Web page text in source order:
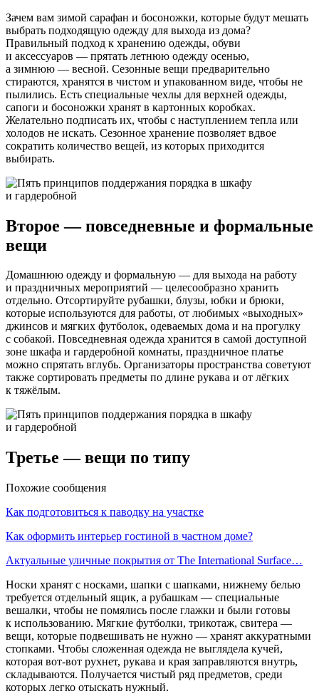
Зачем вам зимой сарафан и босоножки, которые будут мешать
выбрать подходящую одежду для выхода из дома?
Правильный подход к хранению одежды, обуви
и аксессуаров — прятать летнюю одежду осенью,
а зимнюю — весной. Сезонные вещи предварительно
стираются, хранятся в чистом и упакованном виде, чтобы не
пылились. Есть специальные чехлы для верхней одежды,
сапоги и босоножки хранят в картонных коробках.
Желательно подписать их, чтобы с наступлением тепла или
холодов не искать. Сезонное хранение позволяет вдвое
сократить количество вещей, из которых приходится
выбирать.
Второе — повседневные и формальные
вещи
Домашнюю одежду и формальную — для выхода на работу
и праздничных мероприятий — целесообразно хранить
отдельно. Отсортируйте рубашки, блузы, юбки и брюки,
которые используются для работы, от любимых «выходных»
джинсов и мягких футболок, одеваемых дома и на прогулку
с собакой. Повседневная одежда хранится в самой доступной
зоне шкафа и гардеробной комнаты, праздничное платье
можно спрятать вглубь. Организаторы пространства советуют
также сортировать предметы по длине рукава и от лёгких
к тяжёлым.
Третье — вещи по типу
Похожие сообщения
Как подготовиться к паводку на участке
Как оформить интерьер гостиной в частном доме?
Актуальные уличные покрытия от The International Surface…
Носки хранят с носками, шапки с шапками, нижнему белью
требуется отдельный ящик, а рубашкам — специальные
вешалки, чтобы не помялись после глажки и были готовы
к использованию. Мягкие футболки, трикотаж, свитера —
вещи, которые подвешивать не нужно — хранят аккуратными
стопками. Чтобы сложенная одежда не выглядела кучей,
которая вот-вот рухнет, рукава и края заправляются внутрь,
складываются. Получается чистый ряд предметов, среди
которых легко отыскать нужный.